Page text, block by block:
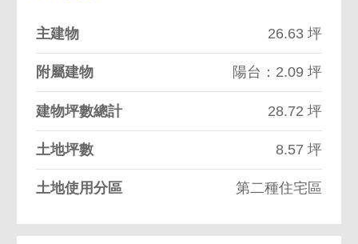
主建物 26.63 坪
附屬建物 陽台：2.09 坪
建物坪數總計 28.72 坪
土地坪數 8.57 坪
土地使用分區 第二種住宅區